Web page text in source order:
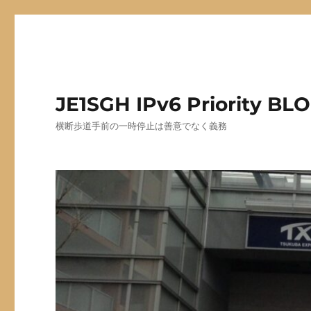
JE1SGH IPv6 Priority
横断歩道手前の一時停止は善意でなく義務